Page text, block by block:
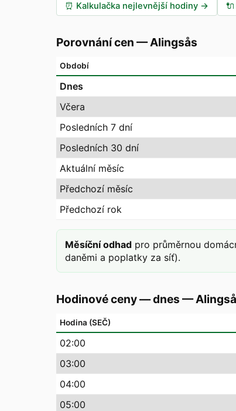
⏰ Kalkulačka nejlevnější hodiny → 🔌
Porovnání cen —Alingsås
Období
Dnes
Včera
Posledních 7 dní
Posledních 30 dní
Aktuální měsíc
Předchozí měsíc
Předchozí rok
Měsíční odhad pro průměrnou
daněmi a poplatky za síť).
Hodinové ceny — dnes —
Hodina (SEČ)
02:00
03:00
04:00
05:00